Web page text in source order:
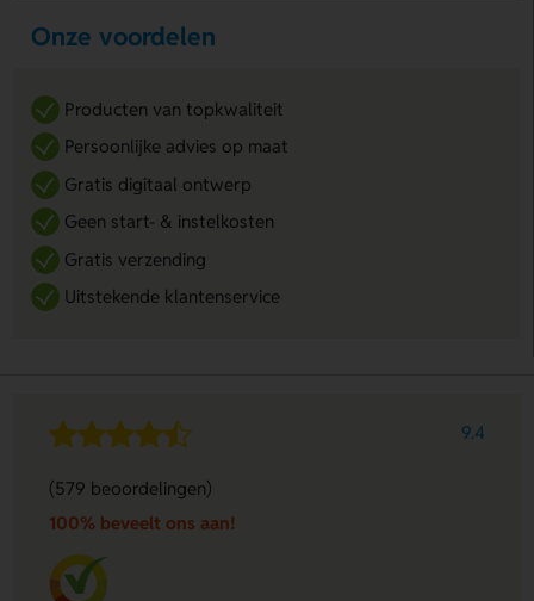
Onze voordelen
Producten van topkwaliteit
Persoonlijke advies op maat
Gratis digitaal ontwerp
Geen start- & instelkosten
Gratis verzending
Uitstekende klantenservice
9.4
(579 beoordelingen)
100% beveelt ons aan!